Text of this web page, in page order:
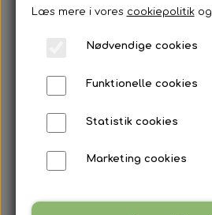
Læs mere i vores cookiepolitikog
Nødvendige cookies
Funktionelle cookies
Statistik cookies
Marketing cookies